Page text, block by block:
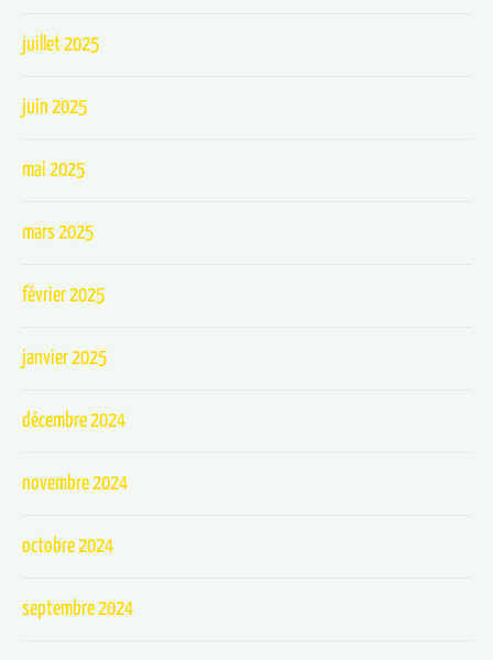
juillet 2025
juin 2025
mai 2025
mars 2025
février 2025
janvier 2025
décembre 2024
novembre 2024
octobre 2024
septembre 2024